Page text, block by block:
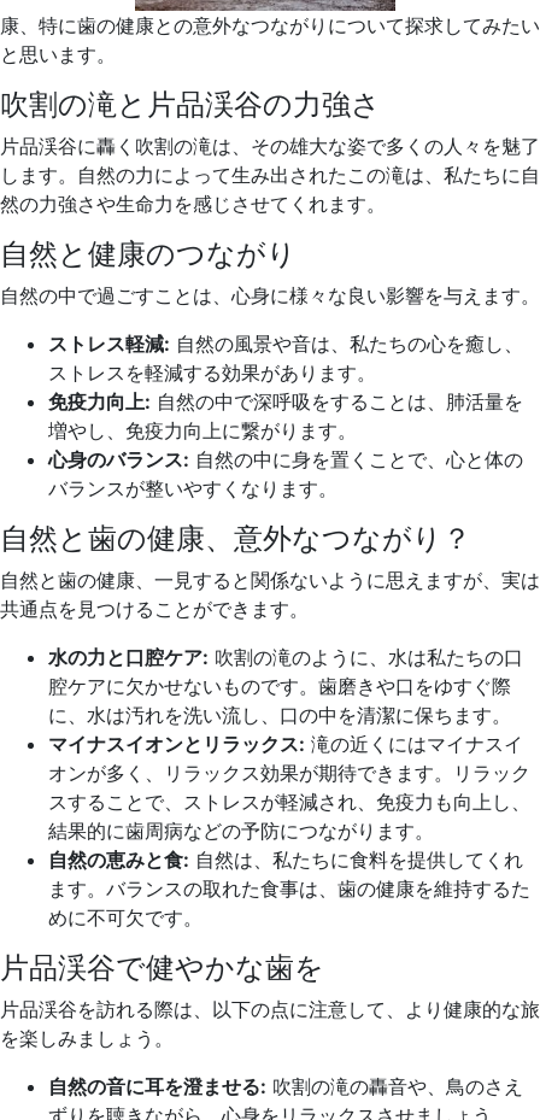
康、特に歯の健康との意外なつながりについて探求してみたい
と思います。
吹割の滝と片品渓谷の力強さ
片品渓谷に轟く吹割の滝は、その雄大な姿で多くの人々を魅了
します。自然の力によって生み出されたこの滝は、私たちに自
然の力強さや生命力を感じさせてくれます。
自然と健康のつながり
自然の中で過ごすことは、心身に様々な良い影響を与えます。
ストレス軽減: 自然の風景や音は、私たちの心を癒し、
ストレスを軽減する効果があります。
免疫力向上: 自然の中で深呼吸をすることは、肺活量を
増やし、免疫力向上に繋がります。
心身のバランス: 自然の中に身を置くことで、心と体の
バランスが整いやすくなります。
自然と歯の健康、意外なつながり？
自然と歯の健康、一見すると関係ないように思えますが、実は
共通点を見つけることができます。
水の力と口腔ケア: 吹割の滝のように、水は私たちの口
腔ケアに欠かせないものです。歯磨きや口をゆすぐ際
に、水は汚れを洗い流し、口の中を清潔に保ちます。
マイナスイオンとリラックス: 滝の近くにはマイナスイ
オンが多く、リラックス効果が期待できます。リラック
スすることで、ストレスが軽減され、免疫力も向上し、
結果的に歯周病などの予防につながります。
自然の恵みと食: 自然は、私たちに食料を提供してくれ
ます。バランスの取れた食事は、歯の健康を維持するた
めに不可欠です。
片品渓谷で健やかな歯を
片品渓谷を訪れる際は、以下の点に注意して、より健康的な旅
を楽しみましょう。
自然の音に耳を澄ませる: 吹割の滝の轟音や、鳥のさえ
ずりを聴きながら、心身をリラックスさせましょう。